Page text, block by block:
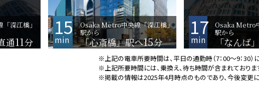
深江橋」
通11分
15
min
Osaka Metro中央線「深江橋」
駅から
「心斎橋」駅へ15分
17
min
Osaka Metro
駅から
「なんば
※上記の電車所要時間は、平日の通勤時（7：00～9：30
※上記所要時間には、乗換え、待ち時間が含まれておりま
※掲載の情報は2025年4月時点のものであり、今後変更に